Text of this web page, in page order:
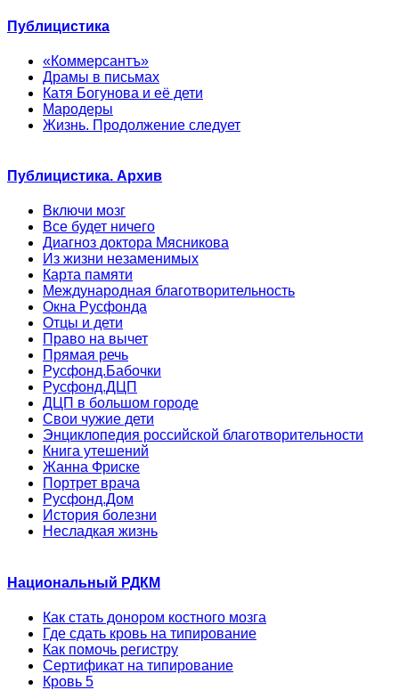
Публицистика
«Коммерсантъ»
Драмы в письмах
Катя Богунова и её дети
Мародеры
Жизнь. Продолжение следует
Публицистика. Архив
Включи мозг
Все будет ничего
Диагноз доктора Мясникова
Из жизни незаменимых
Карта памяти
Международная благотворительность
Окна Русфонда
Отцы и дети
Право на вычет
Прямая речь
Русфонд.Бабочки
Русфонд.ДЦП
ДЦП в большом городе
Свои чужие дети
Энциклопедия российской благотворительности
Книга утешений
Жанна Фриске
Портрет врача
Русфонд.Дом
История болезни
Несладкая жизнь
Национальный РДКМ
Как стать донором костного мозга
Где сдать кровь на типирование
Как помочь регистру
Сертификат на типирование
Кровь 5